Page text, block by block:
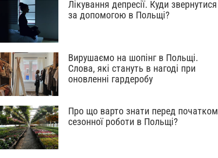
Лікування депресії. Куди звернутися
за допомогою в Польщі?
Вирушаємо на шопінг в Польщі.
Слова, які стануть в нагоді при
оновленні гардеробу
Про що варто знати перед початком
сезонної роботи в Польщі?